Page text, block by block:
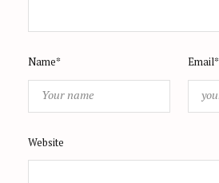
Name* Email*
Website